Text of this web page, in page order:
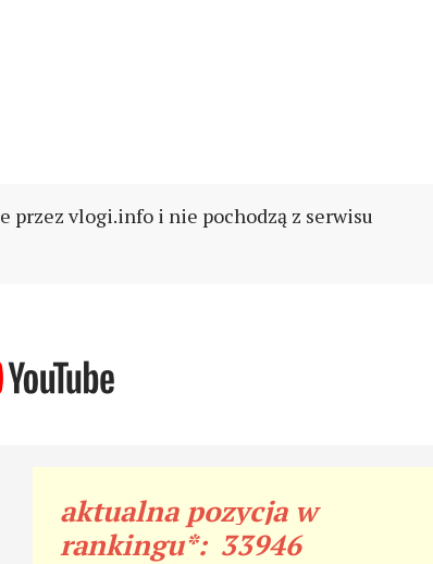
przez vlogi.info i nie pochodzą z serwisu
aktualna pozycja w
rankingu*: 33946